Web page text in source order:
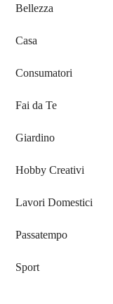
Bellezza
Casa
Consumatori
Fai da Te
Giardino
Hobby Creativi
Lavori Domestici
Passatempo
Sport